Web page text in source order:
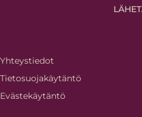
Yhteystiedot
Tietosuojakäytäntö
Evästekäytäntö